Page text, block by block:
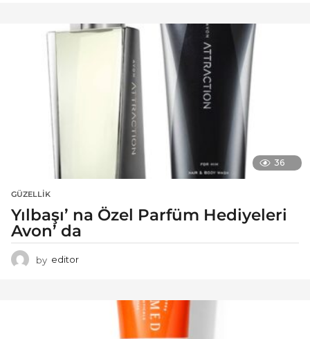
36
GÜZELLIK
Yılbaşı’ na Özel Parfüm Hediyeleri
Avon’ da
by editor